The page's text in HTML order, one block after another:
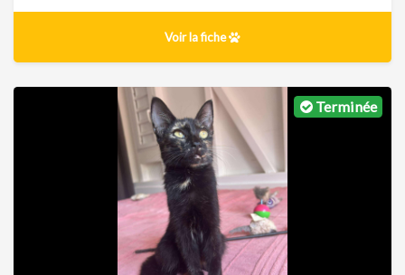
Voir la fiche
Terminée